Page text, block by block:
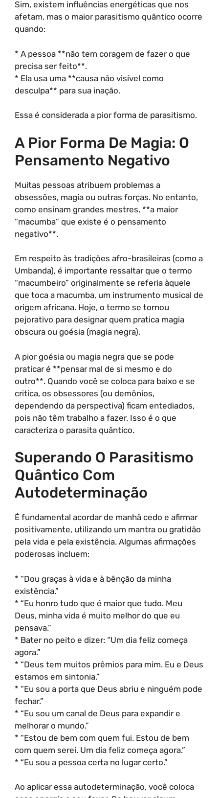
Sim, existem influências energéticas que nos
afetam, mas o maior parasitismo quântico ocorre
quando:
* A pessoa **não tem coragem de fazer o que
precisa ser feito**.
* Ela usa uma **causa não visível como
desculpa** para sua inação.
Essa é considerada a pior forma de parasitismo.
A Pior Forma De Magia: O
Pensamento Negativo
Muitas pessoas atribuem problemas a
obsessões, magia ou outras forças. No entanto,
como ensinam grandes mestres, **a maior
“macumba” que existe é o pensamento
negativo**.
Em respeito às tradições afro-brasileiras (como a
Umbanda), é importante ressaltar que o termo
“macumbeiro” originalmente se referia àquele
que toca a macumba, um instrumento musical de
origem africana. Hoje, o termo se tornou
pejorativo para designar quem pratica magia
obscura ou goésia (magia negra).
A pior goésia ou magia negra que se pode
praticar é **pensar mal de si mesmo e do
outro**. Quando você se coloca para baixo e se
critica, os obsessores (ou demônios,
dependendo da perspectiva) ficam entediados,
pois não têm trabalho a fazer. Isso é o que
caracteriza o parasita quântico.
Superando O Parasitismo
Quântico Com
Autodeterminação
É fundamental acordar de manhã cedo e afirmar
positivamente, utilizando um mantra ou gratidão
pela vida e pela existência. Algumas afirmações
poderosas incluem:
* “Dou graças à vida e à bênção da minha
existência.”
* “Eu honro tudo que é maior que tudo. Meu
Deus, minha vida é muito melhor do que eu
pensava.”
* Bater no peito e dizer: “Um dia feliz começa
agora.”
* “Deus tem muitos prêmios para mim. Eu e Deus
estamos em sintonia.”
* “Eu sou a porta que Deus abriu e ninguém pode
fechar.”
* “Eu sou um canal de Deus para expandir e
melhorar o mundo.”
* “Estou de bem com quem fui. Estou de bem
com quem serei. Um dia feliz começa agora.”
* “Eu sou a pessoa certa no lugar certo.”
Ao aplicar essa autodeterminação, você coloca